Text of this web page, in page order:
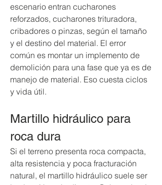
escenario entran cucharones
reforzados, cucharones trituradora,
cribadores o pinzas, según el tamaño
y el destino del material. El error
común es montar un implemento de
demolición para una fase que ya es de
manejo de material. Eso cuesta ciclos
y vida útil.
Martillo hidráulico para
roca dura
Si el terreno presenta roca compacta,
alta resistencia y poca fracturación
natural, el martillo hidráulico suele ser